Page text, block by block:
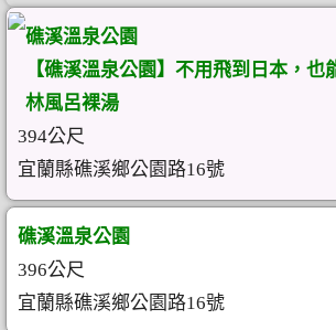
礁溪溫泉公園
【礁溪溫泉公園】不用飛到日本，也
林風呂裸湯
394公尺
宜蘭縣礁溪鄉公園路16號
礁溪溫泉公園
396公尺
宜蘭縣礁溪鄉公園路16號